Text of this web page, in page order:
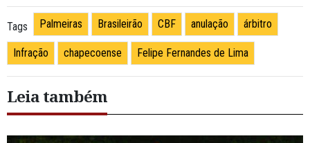
Tags Palmeiras Brasileirão CBF anulação árbitro
Infração chapecoense Felipe Fernandes de Lima
Leia também